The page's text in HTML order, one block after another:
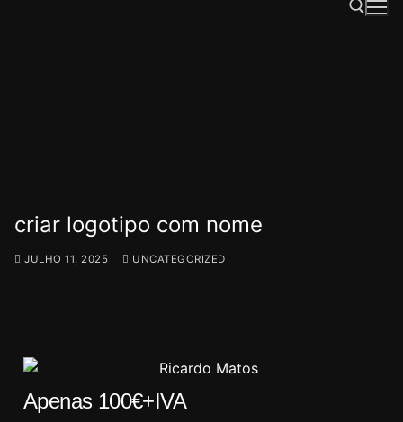
criar logotipo com nome
JULHO 11, 2025 UNCATEGORIZED
Apenas 100€+IVA